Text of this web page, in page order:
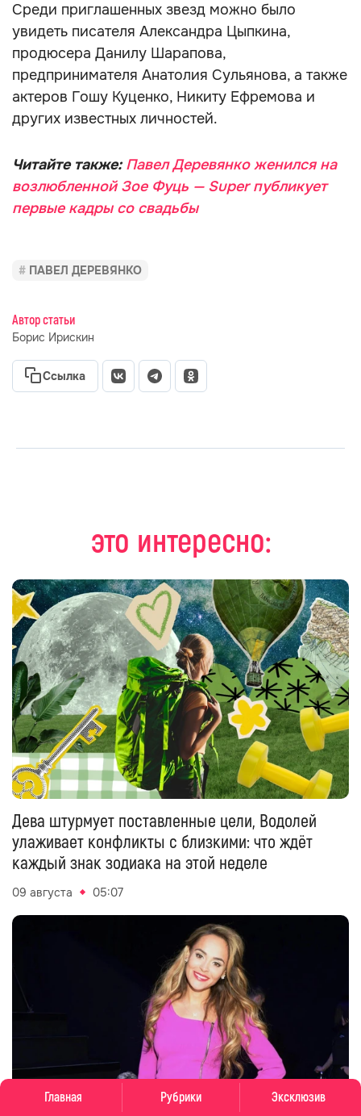
Главная Рубрики Эксклюзив
Среди приглашенных звезд можно было
увидеть писателя Александра Цыпкина,
продюсера Данилу Шарапова,
предпринимателя Анатолия Сульянова, а также
актеров Гошу Куценко, Никиту Ефремова и
других известных личностей.
Читайте также: Павел Деревянко женился на
возлюбленной Зое Фуць — Super публикует
первые кадры со свадьбы
ПАВЕЛ ДЕРЕВЯНКО
Автор статьи
Борис Ирискин
Ссылка
это интересно:
Дева штурмует поставленные цели, Водолей
улаживает конфликты с близкими: что ждёт
каждый знак зодиака на этой неделе
09 августа 05:07